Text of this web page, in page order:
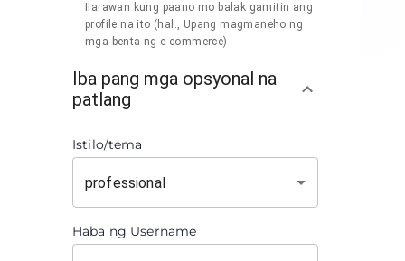
Ilarawan kung paano mo balak gamitin ang
profile na ito (hal., Upang magmaneho ng
mga benta ng e-commerce)
Iba pang mga opsyonal na
patlang
Istilo/tema
professional
Haba ng Username